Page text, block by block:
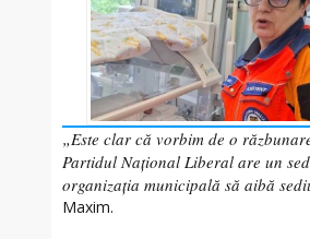
„Este clar că vorbim de o
Partidul Național Liberal are un
organizația municipală să aibă
Maxim.